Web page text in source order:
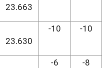
23.663
23.630
-10 -10
-6 -8